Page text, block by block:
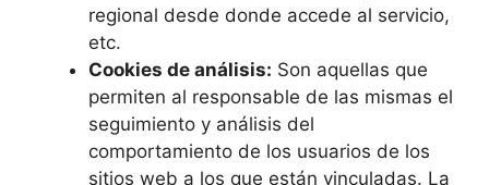
regional desde donde accede al servicio,
etc.
Cookies de análisis: Son aquellas que
permiten al responsable de las mismas el
seguimiento y análisis del
comportamiento de los usuarios de los
sitios web a los que están vinculadas. La